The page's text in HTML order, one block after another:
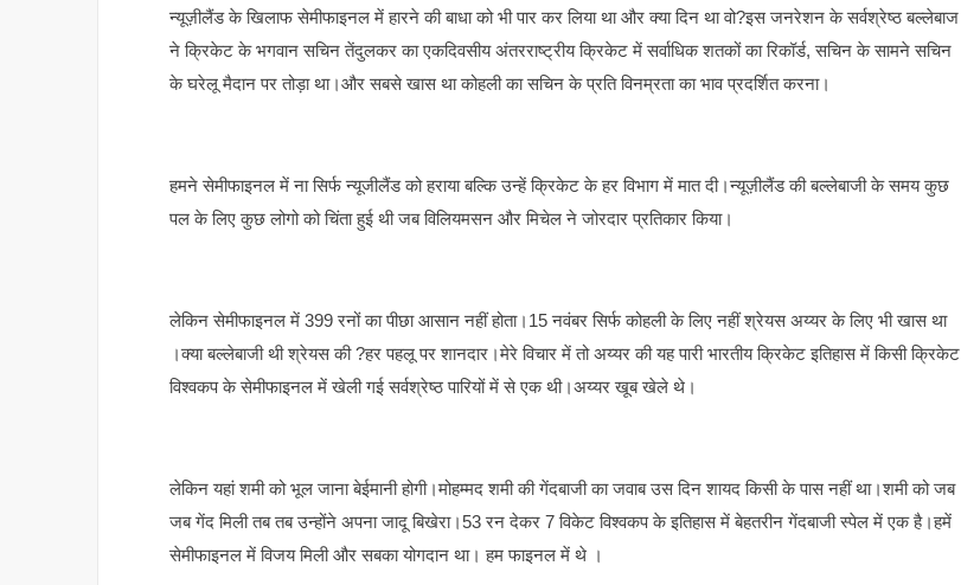
न्यूज़ीलैंड के खिलाफ सेमीफाइनल में हारने की बाधा को भी पार कर लिया था और क्या दिन था वो?इस जनरेशन के सर्वश्रेष्ठ बल्लेबाज
ने क्रिकेट के भगवान सचिन तेंदुलकर का एकदिवसीय अंतरराष्ट्रीय क्रिकेट में सर्वाधिक शतकों का रिकॉर्ड, सचिन के सामने सचिन
के घरेलू मैदान पर तोड़ा था।और सबसे खास था कोहली का सचिन के प्रति विनम्रता का भाव प्रदर्शित करना।
हमने सेमीफाइनल में ना सिर्फ न्यूजीलैंड को हराया बल्कि उन्हें क्रिकेट के हर विभाग में मात दी।न्यूज़ीलैंड की बल्लेबाजी के समय कुछ
पल के लिए कुछ लोगो को चिंता हुई थी जब विलियमसन और मिचेल ने जोरदार प्रतिकार किया।
लेकिन सेमीफाइनल में 399 रनों का पीछा आसान नहीं होता।15 नवंबर सिर्फ कोहली के लिए नहीं श्रेयस अय्यर के लिए भी खास था
।क्या बल्लेबाजी थी श्रेयस की ?हर पहलू पर शानदार।मेरे विचार में तो अय्यर की यह पारी भारतीय क्रिकेट इतिहास में किसी क्रिकेट
विश्वकप के सेमीफाइनल में खेली गई सर्वश्रेष्ठ पारियों में से एक थी।अय्यर खूब खेले थे।
लेकिन यहां शमी को भूल जाना बेईमानी होगी।मोहम्मद शमी की गेंदबाजी का जवाब उस दिन शायद किसी के पास नहीं था।शमी को जब
जब गेंद मिली तब तब उन्होंने अपना जादू बिखेरा।53 रन देकर 7 विकेट विश्वकप के इतिहास में बेहतरीन गेंदबाजी स्पेल में एक है।हमें
सेमीफाइनल में विजय मिली और सबका योगदान था। हम फाइनल में थे ।